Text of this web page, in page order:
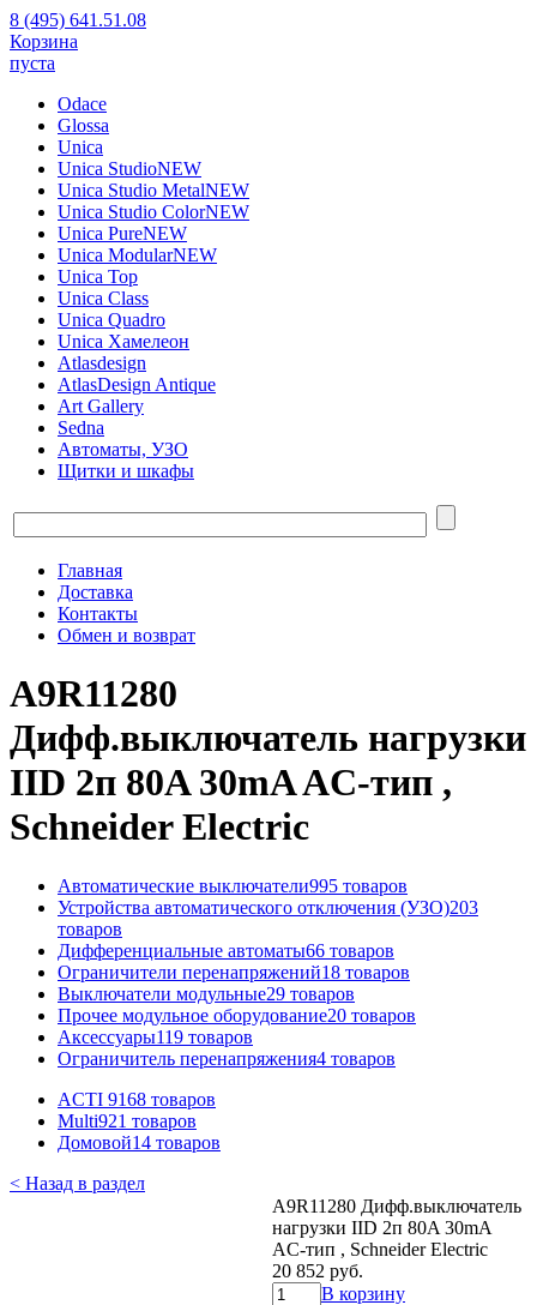
8 (495) 641.51.08
Корзина
пуста
Odace
Glossa
Unica
Unica StudioNEW
Unica Studio MetalNEW
Unica Studio ColorNEW
Unica PureNEW
Unica ModularNEW
Unica Top
Unica Class
Unica Quadro
Unica Хамелеон
Atlasdesign
AtlasDesign Antique
Art Gallery
Sedna
Автоматы, УЗО
Щитки и шкафы
Главная
Доставка
Контакты
Обмен и возврат
A9R11280
Дифф.выключатель нагрузки
IID 2п 80A 30mA AC-тип ,
Schneider Electric
Автоматические выключатели995 товаров
Устройства автоматического отключения (УЗО)203
товаров
Дифференциальные автоматы66 товаров
Ограничители перенапряжений18 товаров
Выключатели модульные29 товаров
Прочее модульное оборудование20 товаров
Аксессуары119 товаров
Ограничитель перенапряжения4 товаров
ACTI 9168 товаров
Multi921 товаров
Домовой14 товаров
< Назад в раздел
A9R11280 Дифф.выключатель
нагрузки IID 2п 80A 30mA
AC-тип , Schneider Electric
20 852 руб.
В корзину